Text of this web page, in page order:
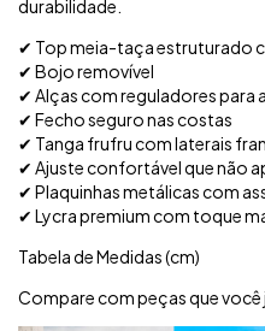
durabilidade.
✔ Top meia-taça estruturado
✔ Bojo removível
✔ Alças com reguladores para
✔ Fecho seguro nas costas
✔ Tanga frufru com laterais
✔ Ajuste confortável que não
✔ Plaquinhas metálicas com
✔ Lycra premium com toque
Tabela de Medidas (cm)
Compare com peças que você